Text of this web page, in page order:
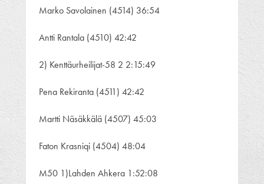
Marko Savolainen (4514) 36:54
Antti Rantala (4510) 42:42
2) Kenttäurheilijat-58 2 2:15:49
Pena Rekiranta (4511) 42:42
Martti Näsäkkälä (4507) 45:03
Faton Krasniqi (4504) 48:04
M50 1)Lahden Ahkera 1:52:08